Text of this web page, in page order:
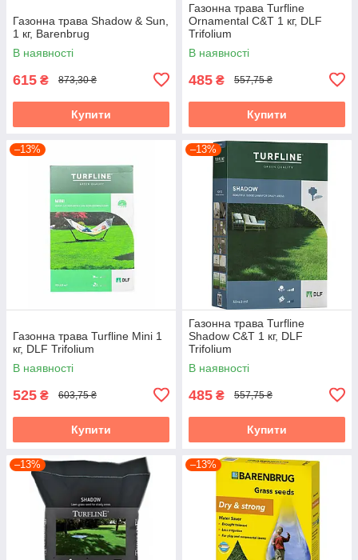
Газонна трава Shadow & Sun,
1 кг, Barenbrug
В наявності
615 ₴ 873,30 ₴
Купити
Газонна трава Turfline
Ornamental C&T 1 кг, DLF
Trifolium
В наявності
485 ₴ 557,75 ₴
Купити
–13%
Газонна трава Turfline Mini 1
кг, DLF Trifolium
В наявності
525 ₴ 603,75 ₴
Купити
–13%
Газонна трава Turfline
Shadow C&T 1 кг, DLF
Trifolium
В наявності
485 ₴ 557,75 ₴
Купити
–13% –13%